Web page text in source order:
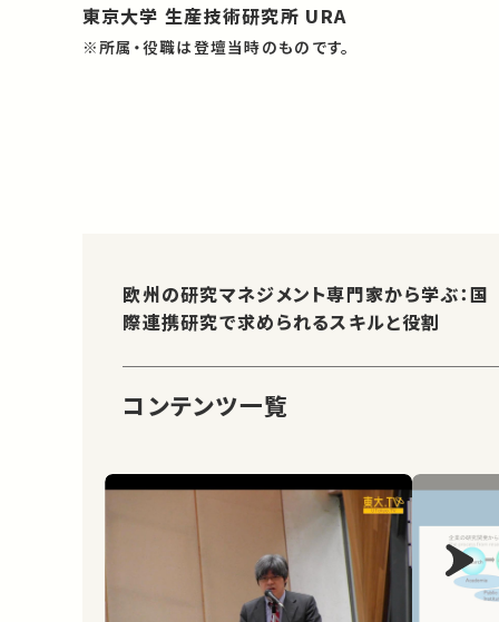
東京大学 生産技術研究所 URA
※所属・役職は登壇当時のものです。
欧州の研究マネジメント専門家から学ぶ：国
際連携研究で求められるスキルと役割
コンテンツ一覧